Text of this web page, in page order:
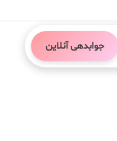
جوابدهی آنلاین